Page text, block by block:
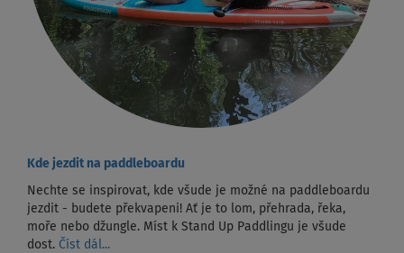
Kde jezdit na paddleboardu
Nechte se inspirovat, kde všude je možné na paddleboardu
jezdit - budete překvapeni! Ať je to lom, přehrada, řeka,
moře nebo džungle. Míst k Stand Up Paddlingu je všude
dost. Číst dál...